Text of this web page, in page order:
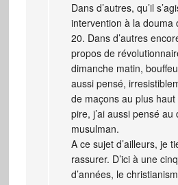
Dans d’autres, qu’il
intervention à la douma
20. Dans d’autres
propos de
dimanche matin,
aussi pensé,
de maçons au plus
pire, j’ai aussi pensé au
musulman.
A ce sujet d’ailleurs, je
rassurer. D’ici à une
d’années, le